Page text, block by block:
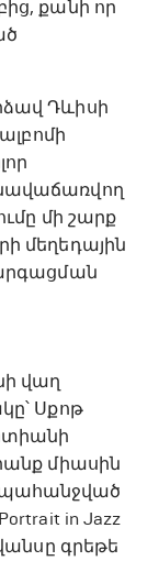
քանի որ
Դևիսի
մի շարք
մեղեդային
վաղ
Սքոթ
միասին
in Jazz
գրեթե